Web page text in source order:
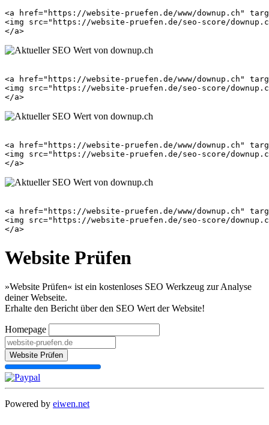
<a href="https://website-pruefen.de/www/downup.ch"
<img src="https://website-pruefen.de/seo-score/
<a href="https://website-pruefen.de/www/downup.ch"
<img src="https://website-pruefen.de/seo-score/
<a href="https://website-pruefen.de/www/downup.ch"
<img src="https://website-pruefen.de/seo-score/
<a href="https://website-pruefen.de/www/downup.ch"
<img src="https://website-pruefen.de/seo-score/
Website Prüfen
»Website Prüfen« ist ein kostenloses SEO Werkzeug zur Analyse
deiner Webseite.
Erhalte den Bericht über den SEO Wert der Website!
Homepage
Website Prüfen
Powered by eiwen.net